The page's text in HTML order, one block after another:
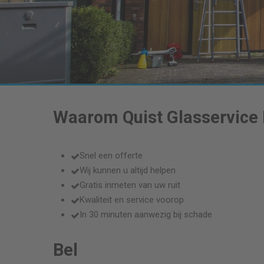
Waarom Quist Glasservice
Snel een offerte
Wij kunnen u altijd helpen
Gratis inmeten van uw ruit
Kwaliteit en service voorop
In 30 minuten aanwezig bij schade
Bel